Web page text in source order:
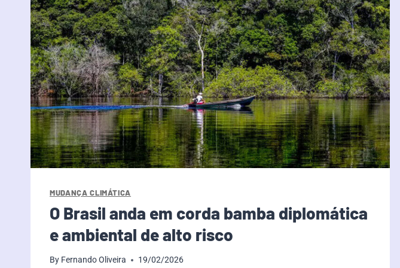
MUDANÇA CLIMÁTICA
O Brasil anda em corda bamba diplomática
e ambiental de alto risco
By Fernando Oliveira 19/02/2026